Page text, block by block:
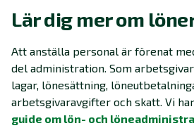
Lär dig mer om
Att anställa personal är förenat
del administration. Som
lagar, lönesättning,
arbetsgivaravgifter och skatt. Vi
guide om lön- och